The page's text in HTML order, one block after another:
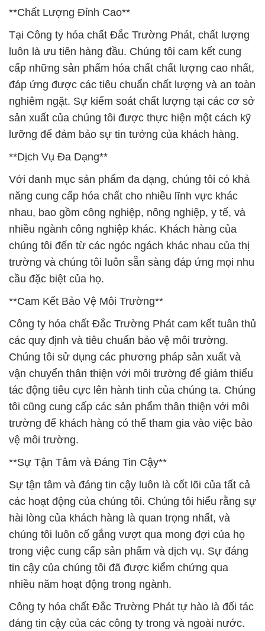
**Chất Lượng Đỉnh Cao**
Tại Công ty hóa chất Đắc Trường Phát, chất lượng
luôn là ưu tiên hàng đầu. Chúng tôi cam kết cung
cấp những sản phẩm hóa chất chất lượng cao nhất,
đáp ứng được các tiêu chuẩn chất lượng và an toàn
nghiêm ngặt. Sự kiểm soát chất lượng tại các cơ sở
sản xuất của chúng tôi được thực hiện một cách kỹ
lưỡng để đảm bảo sự tin tưởng của khách hàng.
**Dịch Vụ Đa Dạng**
Với danh mục sản phẩm đa dạng, chúng tôi có khả
năng cung cấp hóa chất cho nhiều lĩnh vực khác
nhau, bao gồm công nghiệp, nông nghiệp, y tế, và
nhiều ngành công nghiệp khác. Khách hàng của
chúng tôi đến từ các ngóc ngách khác nhau của thị
trường và chúng tôi luôn sẵn sàng đáp ứng mọi nhu
cầu đặc biệt của họ.
**Cam Kết Bảo Vệ Môi Trường**
Công ty hóa chất Đắc Trường Phát cam kết tuân thủ
các quy định và tiêu chuẩn bảo vệ môi trường.
Chúng tôi sử dụng các phương pháp sản xuất và
vận chuyển thân thiện với môi trường để giảm thiểu
tác động tiêu cực lên hành tinh của chúng ta. Chúng
tôi cũng cung cấp các sản phẩm thân thiện với môi
trường để khách hàng có thể tham gia vào việc bảo
vệ môi trường.
**Sự Tận Tâm và Đáng Tin Cậy**
Sự tận tâm và đáng tin cậy luôn là cốt lõi của tất cả
các hoạt động của chúng tôi. Chúng tôi hiểu rằng sự
hài lòng của khách hàng là quan trọng nhất, và
chúng tôi luôn cố gắng vượt qua mong đợi của họ
trong việc cung cấp sản phẩm và dịch vụ. Sự đáng
tin cậy của chúng tôi đã được kiểm chứng qua
nhiều năm hoạt động trong ngành.
Công ty hóa chất Đắc Trường Phát tự hào là đối tác
đáng tin cậy của các công ty trong và ngoài nước.